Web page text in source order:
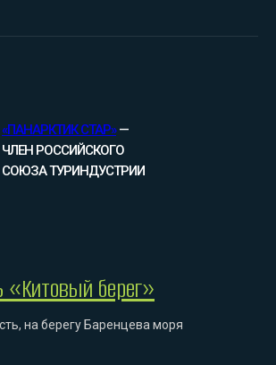
«ПАНАРКТИК СТАР»—
ЧЛЕН РОССИЙСКОГО
СОЮЗА ТУРИНДУСТРИИ
«Китовый берег»
на берегу Баренцева моря